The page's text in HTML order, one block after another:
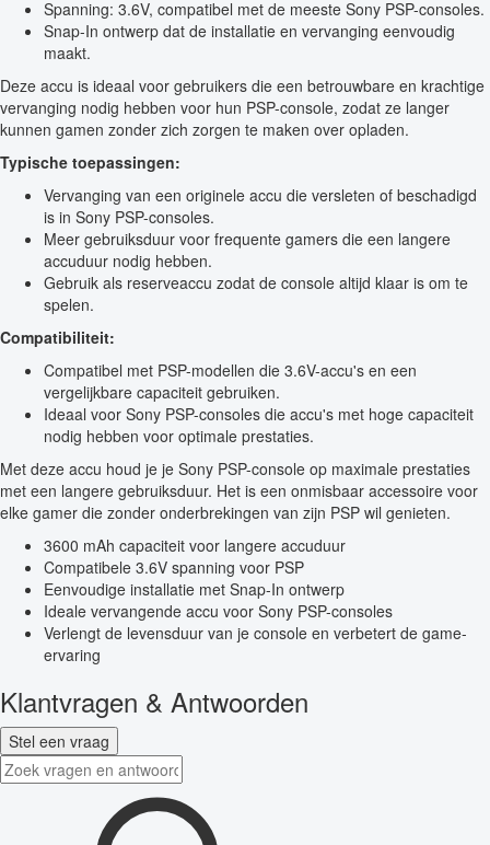
Spanning: 3.6V, compatibel met de meeste Sony PSP-consoles.
Snap-In ontwerp dat de installatie en vervanging eenvoudig
maakt.
Deze accu is ideaal voor gebruikers die een betrouwbare en krachtige
vervanging nodig hebben voor hun PSP-console, zodat ze langer
kunnen gamen zonder zich zorgen te maken over opladen.
Typische toepassingen:
Vervanging van een originele accu die versleten of beschadigd
is in Sony PSP-consoles.
Meer gebruiksduur voor frequente gamers die een langere
accuduur nodig hebben.
Gebruik als reserveaccu zodat de console altijd klaar is om te
spelen.
Compatibiliteit:
Compatibel met PSP-modellen die 3.6V-accu's en een
vergelijkbare capaciteit gebruiken.
Ideaal voor Sony PSP-consoles die accu's met hoge capaciteit
nodig hebben voor optimale prestaties.
Met deze accu houd je je Sony PSP-console op maximale prestaties
met een langere gebruiksduur. Het is een onmisbaar accessoire voor
elke gamer die zonder onderbrekingen van zijn PSP wil genieten.
3600 mAh capaciteit voor langere accuduur
Compatibele 3.6V spanning voor PSP
Eenvoudige installatie met Snap-In ontwerp
Ideale vervangende accu voor Sony PSP-consoles
Verlengt de levensduur van je console en verbetert de game-
ervaring
Klantvragen & Antwoorden
Stel een vraag